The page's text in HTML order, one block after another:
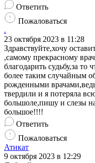
Ответить
Пожаловаться
.
23 октября 2023 в 11:28
Здравствуйте,хочу
,самому прекрасному
благодарить судьбу,за
более таким случайным
рожденными
твердили и я потеряла
большоле,пишу и слезы
большое!!!!
Ответить
Пожаловаться
Атикат
9 октября 2023 в 12:29